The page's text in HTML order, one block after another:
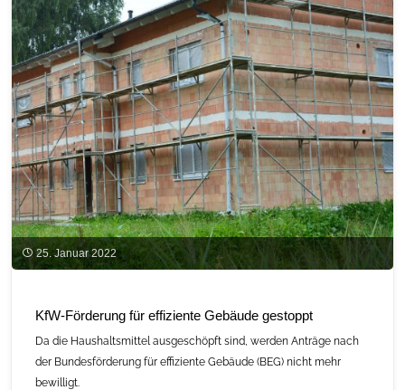
25. Januar 2022
KfW-Förderung für effiziente Gebäude gestoppt
Da die Haushaltsmittel ausgeschöpft sind, werden Anträge nach
der Bundesförderung für effiziente Gebäude (BEG) nicht mehr
bewilligt.